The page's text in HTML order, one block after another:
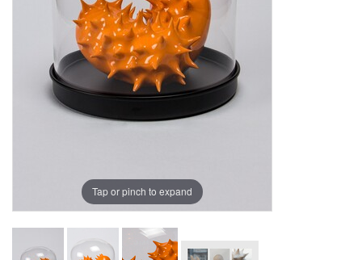
Tap or pinch to expand